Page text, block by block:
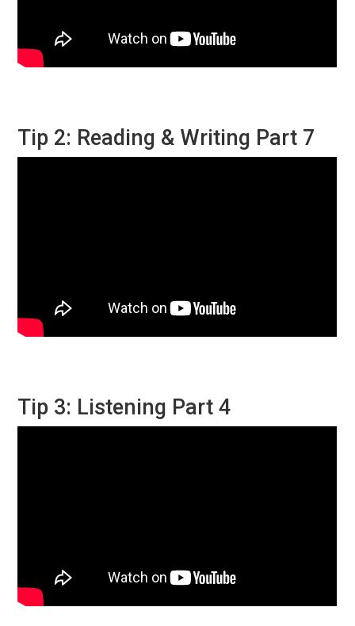
Tip 2: Reading & Writing Part 7
Tip 3: Listening Part 4